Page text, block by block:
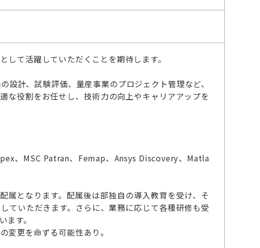
して活躍していただくことを期待します。
計、試験評価、量産事業のプロジェクト管理など、
な役割をお任せし、技術力の向上やキャリアアップを
、MSC Patran、Femap、Ansys Discovery、Matla
属となります。配属後は部独自の導入教育を受け、そ
ていただきます。さらに、業務に応じて各種研修も受
す。
変更を命ずる可能性あり。